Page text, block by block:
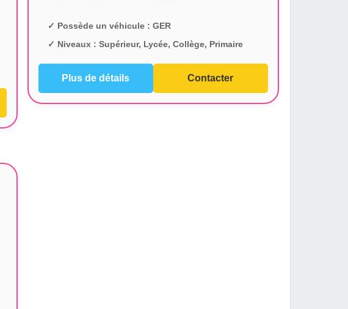
✓ Possède un véhicule : GER
✓ Niveaux : Supérieur, Lycée, Collège, Primaire
Plus de détails Contacter